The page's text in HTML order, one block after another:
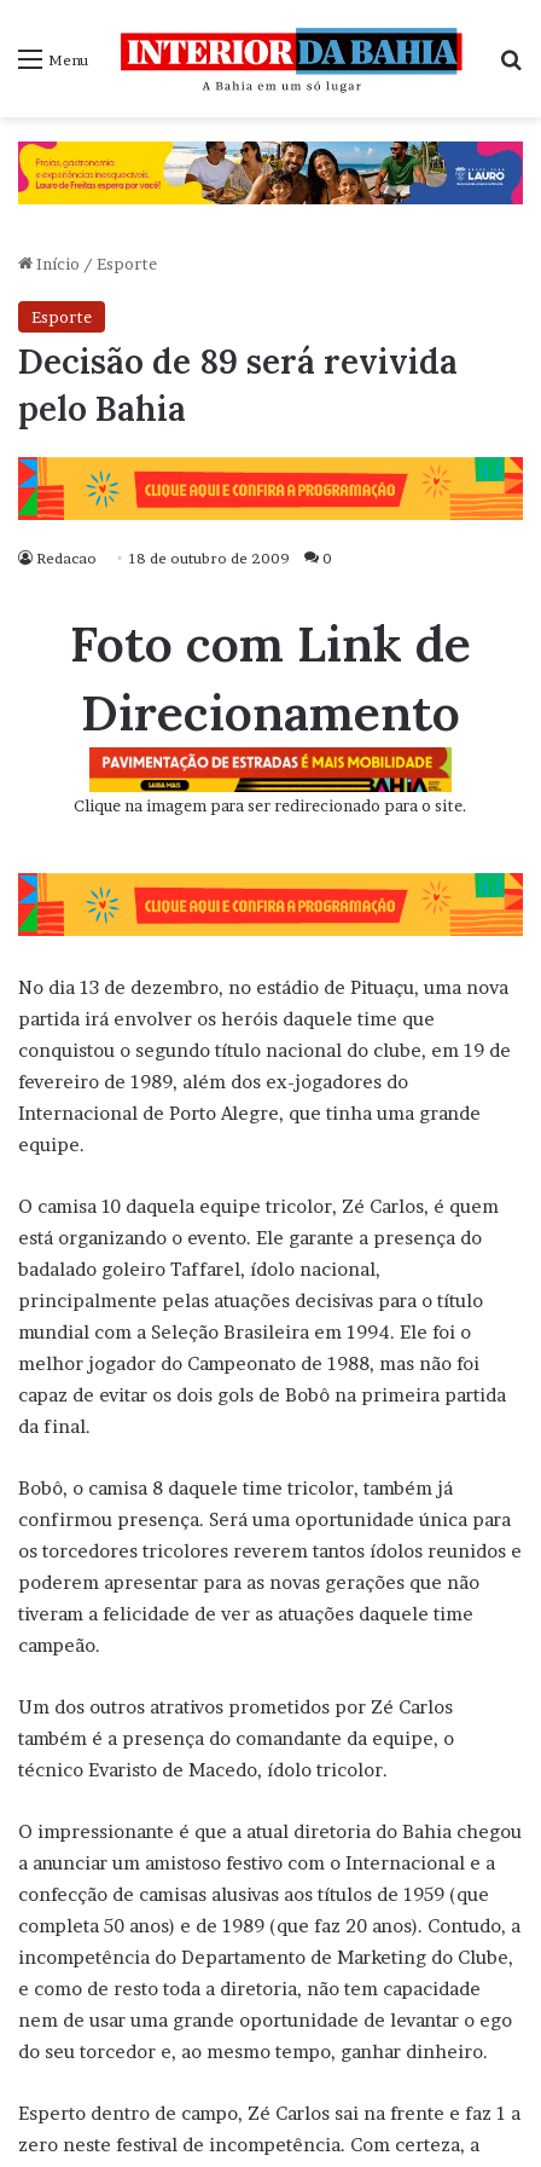
Menu
Início / Esporte
Esporte
Decisão de 89 será revivida
pelo Bahia
Redacao 18 de outubro de 2009 0
Foto com Link de
Direcionamento
Clique na imagem para ser redirecionado para o site.
No dia 13 de dezembro, no estádio de Pituaçu, uma nova
partida irá envolver os heróis daquele time que
conquistou o segundo título nacional do clube, em 19 de
fevereiro de 1989, além dos ex-jogadores do
Internacional de Porto Alegre, que tinha uma grande
equipe.
O camisa 10 daquela equipe tricolor, Zé Carlos, é quem
está organizando o evento. Ele garante a presença do
badalado goleiro Taffarel, ídolo nacional,
principalmente pelas atuações decisivas para o título
mundial com a Seleção Brasileira em 1994. Ele foi o
melhor jogador do Campeonato de 1988, mas não foi
capaz de evitar os dois gols de Bobô na primeira partida
da final.
Bobô, o camisa 8 daquele time tricolor, também já
confirmou presença. Será uma oportunidade única para
os torcedores tricolores reverem tantos ídolos reunidos e
poderem apresentar para as novas gerações que não
tiveram a felicidade de ver as atuações daquele time
campeão.
Um dos outros atrativos prometidos por Zé Carlos
também é a presença do comandante da equipe, o
técnico Evaristo de Macedo, ídolo tricolor.
O impressionante é que a atual diretoria do Bahia chegou
a anunciar um amistoso festivo com o Internacional e a
confecção de camisas alusivas aos títulos de 1959 (que
completa 50 anos) e de 1989 (que faz 20 anos). Contudo, a
incompetência do Departamento de Marketing do Clube,
e como de resto toda a diretoria, não tem capacidade
nem de usar uma grande oportunidade de levantar o ego
do seu torcedor e, ao mesmo tempo, ganhar dinheiro.
Esperto dentro de campo, Zé Carlos sai na frente e faz 1 a
zero neste festival de incompetência. Com certeza, a